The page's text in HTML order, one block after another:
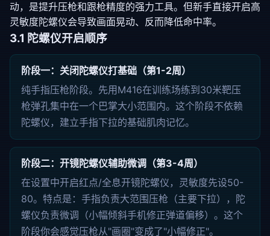
动，是提升压枪和跟枪精度的强力工具。但新手直接开启高
灵敏度陀螺仪会导致画面晃动、反而降低命中率。
3.1 陀螺仪开启顺序
阶段一：关闭陀螺仪打基础（第1-2周）
纯手指压枪阶段。先用M416在训练场练到30米靶压
枪弹孔集中在一个巴掌大小范围内。这个阶段不依赖
陀螺仪，建立手指下拉的基础肌肉记忆。
阶段二：开镜陀螺仪辅助微调（第3-4周）
在设置中开启红点/全息开镜陀螺仪，灵敏度先设50-
80。特点是：手指负责大范围压枪（主要下拉），陀
螺仪负责微调（小幅倾斜手机修正弹道偏移）。这个
阶段你会感觉压枪从"画圈"变成了"小幅修正"。